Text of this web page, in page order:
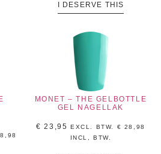
I DESERVE THIS
MONET – THE GELBOTTLE
GEL NAGELLAK
€ 23,95 EXCL. BTW. € 28,98
INCL, BTW.